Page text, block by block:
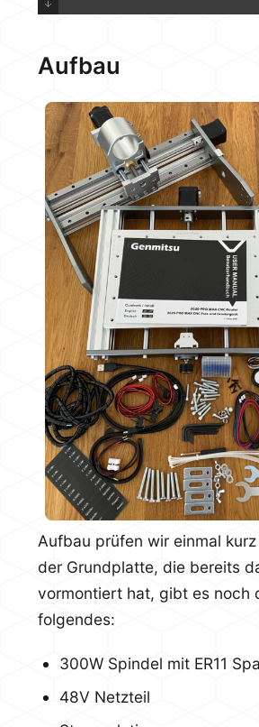
Aufbau
Aufbau prüfen wir einmal
der Grundplatte, die bereits
vormontiert hat, gibt es noch
folgendes:
300W Spindel mit ER11
48V Netzteil